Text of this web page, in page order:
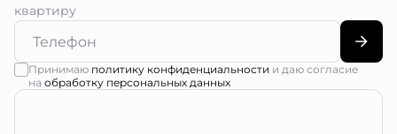
квартиру
Принимаю политику конфиденциальности и даю согласие
на обработку персональных данных